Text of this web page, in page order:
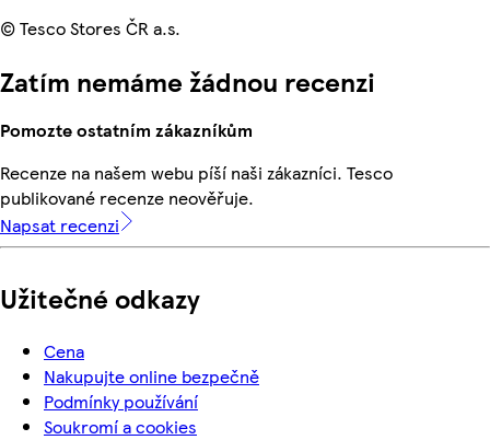
© Tesco Stores ČR a.s.
Zatím nemáme žádnou recenzi
Pomozte ostatním zákazníkům
Recenze na našem webu píší naši zákazníci. Tesco
publikované recenze neověřuje.
Napsat recenzi
Užitečné odkazy
Cena
Nakupujte online bezpečně
Podmínky používání
Soukromí a cookies